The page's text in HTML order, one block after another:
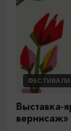
Выставка-
вернисаж»